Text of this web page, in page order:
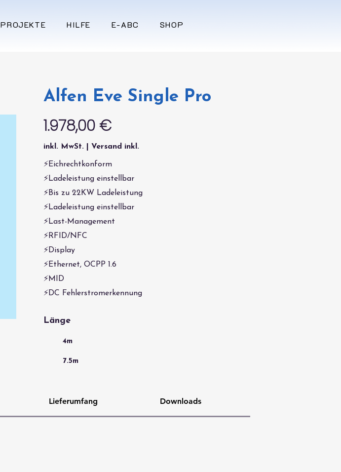
PROJEKTE HILFE E-ABC SHOP
Alfen Eve Single Pro
1.978,00 €
inkl. MwSt. | Versand inkl.
⚡Eichrechtkonform
⚡Ladeleistung einstellbar
⚡Bis zu 22KW Ladeleistung
⚡Ladeleistung einstellbar
⚡Last-Management
⚡RFID/NFC
⚡Display
⚡Ethernet, OCPP 1.6
⚡MID
⚡DC Fehlerstromerkennung
Länge
4m
7.5m
Lieferumfang Downloads